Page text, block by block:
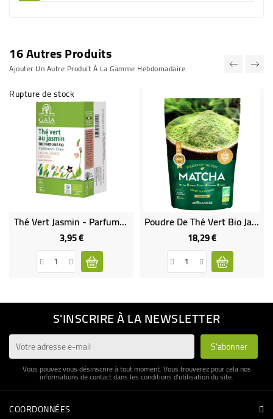
16 Autres Produits
Ajouter Un Autre Produit À La Gamme Hebdomadaire
Rupture de stock
Thé Vert Jasmin - Parfumé - Traditionnel Bio & Équitable
3,95 €Prix
Poudre De Thé Vert Bio Japonais Matcha
18,29 €Prix
S'INSCRIRE À LA NEWSLETTER
Vous pouvez vous désinscrire à tout moment. Vous trouverez pour cela nos
informations de contact dans les conditions d'utilisation du site.
COORDONNÉES